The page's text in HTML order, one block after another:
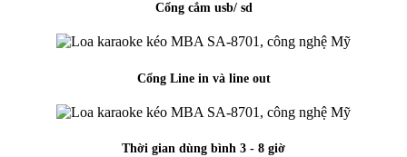
Cổng cắm usb/ sd
Cổng Line in và line out
Thời gian dùng bình 3 - 8 giờ